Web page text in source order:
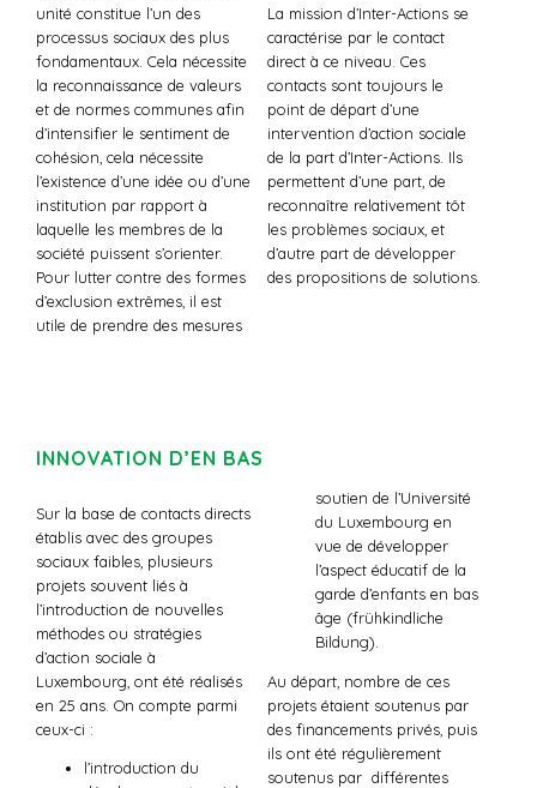
unité constitue l’un des
processus sociaux des plus
fondamentaux. Cela nécessite
la reconnaissance de valeurs
et de normes communes afin
d’intensifier le sentiment de
cohésion, cela nécessite
l’existence d’une idée ou d’une
institution par rapport à
laquelle les membres de la
société puissent s’orienter.
Pour lutter contre des formes
d’exclusion extrêmes, il est
utile de prendre des mesures
La mission d’Inter-Actions se
caractérise par le contact
direct à ce niveau. Ces
contacts sont toujours le
point de départ d’une
intervention d’action sociale
de la part d’Inter-Actions. Ils
permettent d’une part, de
reconnaître relativement tôt
les problèmes sociaux, et
d’autre part de développer
des propositions de solutions.
INNOVATION D’EN BAS
Sur la base de contacts directs
établis avec des groupes
sociaux faibles, plusieurs
projets souvent liés à
l’introduction de nouvelles
méthodes ou stratégies
d’action sociale à
Luxembourg, ont été réalisés
en 25 ans. On compte parmi
ceux-ci :
l’introduction du
soutien de l’Université
du Luxembourg en
vue de développer
l’aspect éducatif de la
garde d’enfants en bas
âge (frühkindliche
Bildung).
Au départ, nombre de ces
projets étaient soutenus par
des financements privés, puis
ils ont été régulièrement
soutenus par différentes